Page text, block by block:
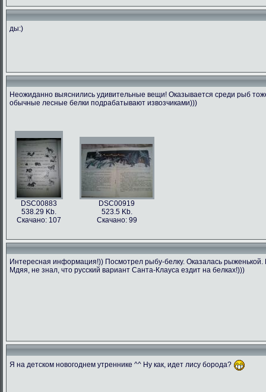
ды:)
Неожиданно выяснились удивительные вещи! Оказывается среди рыб
обычные лесные белки подрабатывают извозчиками)))
DSC00883
538.29 Kb.
Скачано: 107
DSC00919
523.5 Kb.
Скачано: 99
Интересная информация!)) Посмотрел рыбу-белку. Оказалась рыженькой.
Мдяя, не знал, что русский вариант Санта-Клауса ездит на белках!)))
Я на детском новогоднем утреннике ^^ Ну как, идет лису борода?